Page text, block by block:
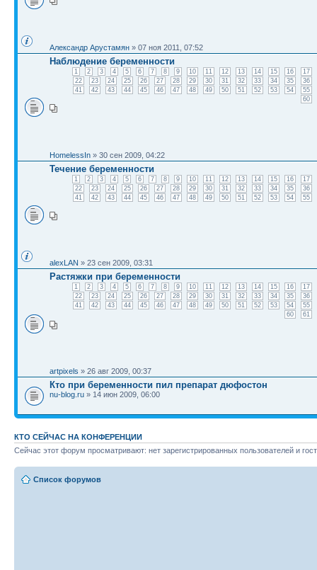
Александр Арустамян » 07 ноя 2011, 07:52
Наблюдение беременности
1 2 3 4 5 6 7 8 9 10 11 12 13 14 15 16
17
22
23 24 25 26 27 28 29 30 31 32 33 34 35
36
41
42 43 44 45 46 47 48 49 50 51 52 53 54
55
60
HomelessIn » 30 сен 2009, 04:22
Течение беременности
1 2 3 4 5 6 7 8 9 10 11 12 13 14 15 16
17
22
23 24 25 26 27 28 29 30 31 32 33 34 35
36
41
42 43 44 45 46 47 48 49 50 51 52 53 54 55
alexLAN » 23 сен 2009, 03:31
Растяжки при беременности
1 2 3 4 5 6 7 8 9 10 11 12 13 14 15 16
17
22
23 24 25 26 27 28 29 30 31 32 33 34 35
36
41
42 43 44 45 46 47 48 49 50 51 52 53 54
55
60
61
artpixels » 26 авг 2009, 00:37
Кто при беременности пил препарат дюфостон
nu-blog.ru » 14 июн 2009, 06:00
КТО СЕЙЧАС НА КОНФЕРЕНЦИИ
Сейчас этот форум просматривают: нет зарегистрированных пользователей и
Список форумов